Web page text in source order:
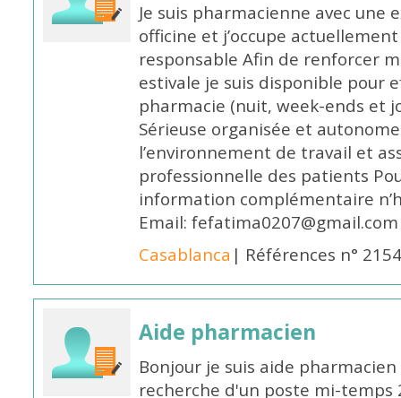
Je suis pharmacienne avec
officine et j’occupe
responsable Afin de renforcer
estivale je suis disponible pour
pharmacie (nuit, week-ends et
Sérieuse organisée et
l’environnement de travail et
professionnelle des patients
information complémentaire
Email: fefatima0207@gmail.com
Casablanca | Références n°
Aide pharmacien
Bonjour je suis aide
recherche d'un poste mi-temps